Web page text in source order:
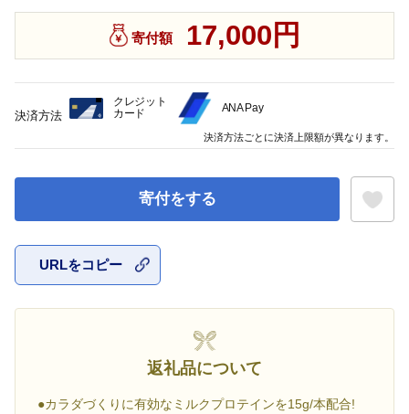
寄付額 17,000円
寄付をする
URLをコピー
返礼品について
●カラダづくりに有効なミルクプロテインを15g/本配合!
決済方法
クレジット
カード
ANA Pay
決済方法ごとに決済上限額が異なります。